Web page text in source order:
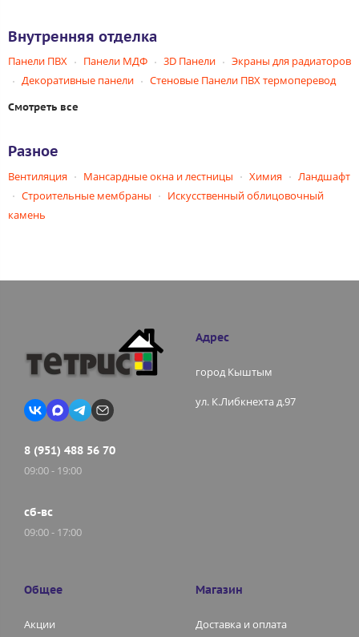
Внутренняя отделка
Панели ПВХ Панели МДФ 3D Панели
Экраны для радиаторов
Декоративные панели
Стеновые Панели ПВХ термоперевод
Смотреть все
Разное
Вентиляция Мансардные окна и лестницы Химия
Ландшафт
Строительные мембраны
Искусственный облицовочный
камень
8 (951) 488 56 70
09:00 - 19:00
сб-вс
09:00 - 17:00
Адрес
город Кыштым
ул. К.Либкнехта д.97
Общее
Акции
Магазин
Доставка и оплата